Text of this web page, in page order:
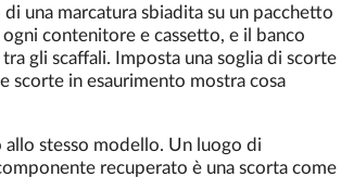
una marcatura sbiadita su un pacchetto
ogni contenitore e cassetto, e il banco
gli scaffali. Imposta una soglia di scorte
scorte in esaurimento mostra cosa
stesso modello. Un luogo di
recuperato è una scorta come